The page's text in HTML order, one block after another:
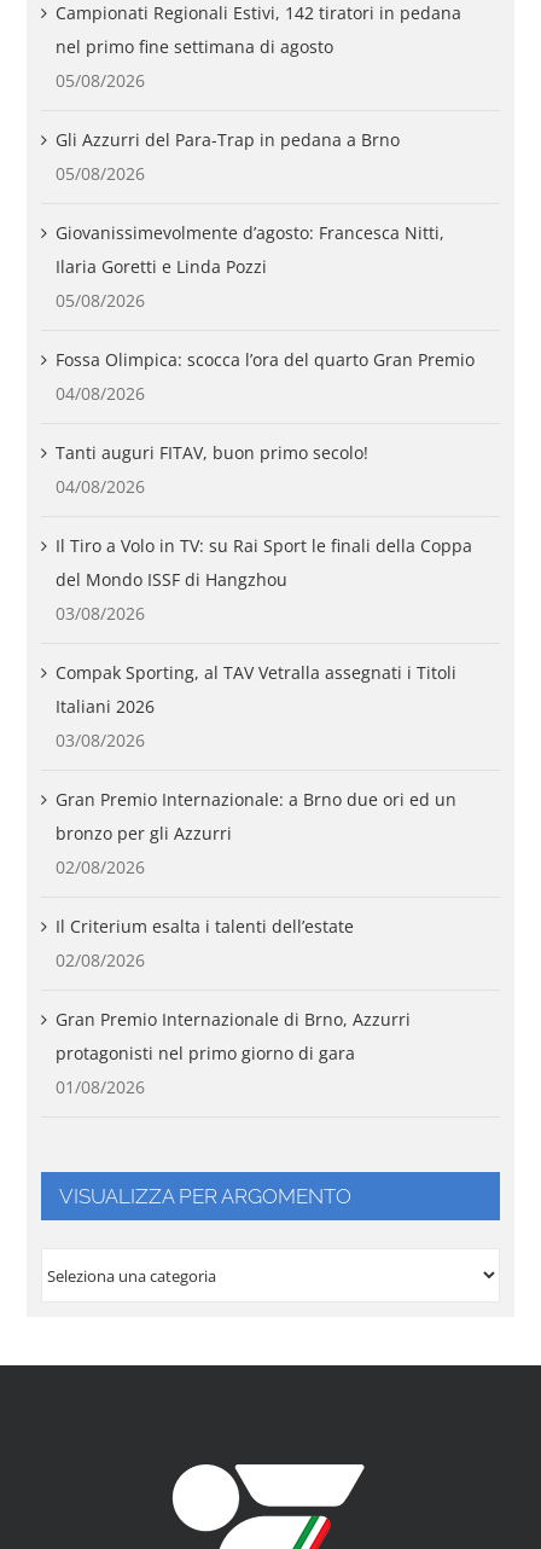
Campionati Regionali Estivi, 142 tiratori in pedana
nel primo fine settimana di agosto
05/08/2026
Gli Azzurri del Para-Trap in pedana a Brno
05/08/2026
Giovanissimevolmente d’agosto: Francesca Nitti,
Ilaria Goretti e Linda Pozzi
05/08/2026
Fossa Olimpica: scocca l’ora del quarto Gran Premio
04/08/2026
Tanti auguri FITAV, buon primo secolo!
04/08/2026
Il Tiro a Volo in TV: su Rai Sport le finali della Coppa
del Mondo ISSF di Hangzhou
03/08/2026
Compak Sporting, al TAV Vetralla assegnati i Titoli
Italiani 2026
03/08/2026
Gran Premio Internazionale: a Brno due ori ed un
bronzo per gli Azzurri
02/08/2026
Il Criterium esalta i talenti dell’estate
02/08/2026
Gran Premio Internazionale di Brno, Azzurri
protagonisti nel primo giorno di gara
01/08/2026
VISUALIZZA PER ARGOMENTO